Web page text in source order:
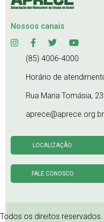
Nossos canais
(85) 4006-4000
Horário de
Rua Maria Tomásia,
aprece@aprece.org.br
LOCALIZAÇÃO
FALE CONOSCO
Todos os direitos reservados.